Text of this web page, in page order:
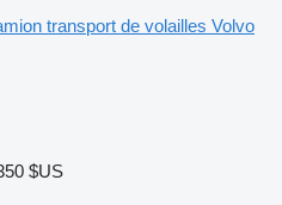
transport de volailles Volvo
$US